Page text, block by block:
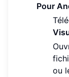
Pour
ou